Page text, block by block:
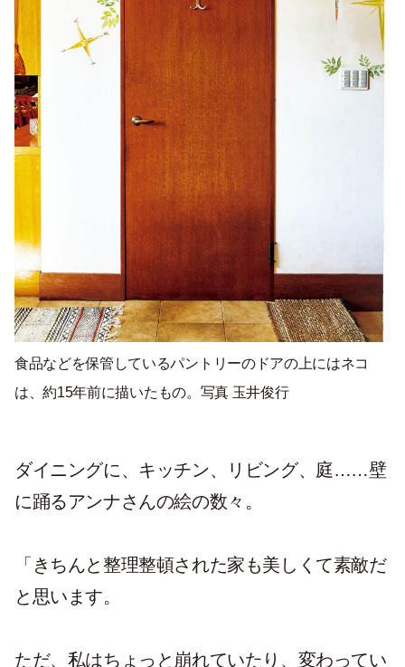
食品などを保管しているパントリーのドアの上にはネコ
は、約15年前に描いたもの。写真 玉井俊行
ダイニングに、キッチン、リビング、庭……壁
に踊るアンナさんの絵の数々。
「きちんと整理整頓された家も美しくて素敵だ
と思います。
ただ、私はちょっと崩れていたり、変わってい